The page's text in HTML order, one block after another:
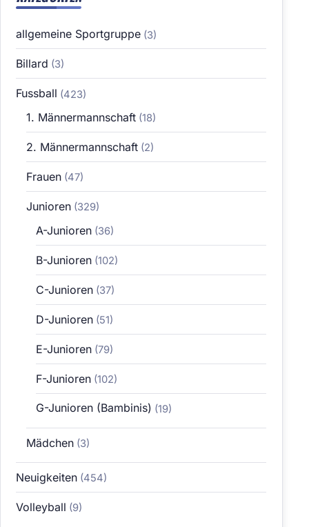
allgemeine Sportgruppe (3)
Billard (3)
Fussball (423)
1. Männermannschaft(18)
2. Männermannschaft(2)
Frauen(47)
Junioren(329)
A-Junioren (36)
B-Junioren (102)
C-Junioren (37)
D-Junioren (51)
E-Junioren (79)
F-Junioren (102)
G-Junioren (Bambinis) (19)
Mädchen(3)
Neuigkeiten (454)
Volleyball (9)